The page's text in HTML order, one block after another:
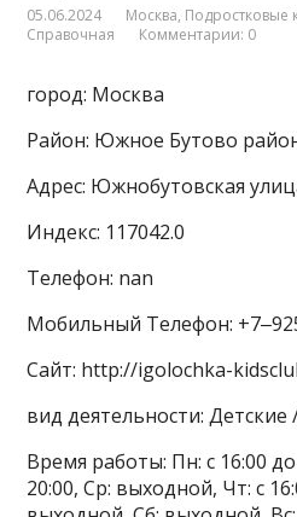
05.06.2024 Москва, Подростковые
Справочная
Комментарии: 0
город: Москва
Район: Южное Бутово
Адрес: Южнобутовская
Индекс: 117042.0
Телефон: nan
Мобильный Телефон:
Сайт: http://igolochka-
вид деятельности:
Время работы: Пн: с 16:00
20:00, Ср: выходной, Чт: с